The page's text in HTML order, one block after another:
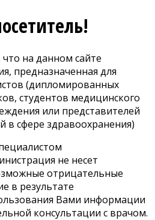
на данном сайте
предназначенная для
(дипломированных
студентов медицинского
или представителей
сфере здравоохранения)
не несет
отрицательные
в результате
Вами информации
консультации с врачом.